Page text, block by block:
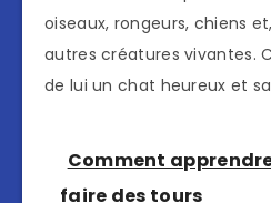
oiseaux, rongeurs, chiens
autres créatures vivantes.
de lui un chat heureux et
Comment
faire des tours